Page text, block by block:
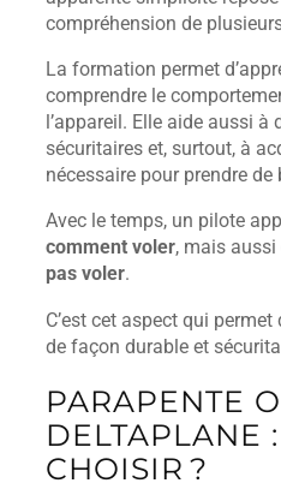
compréhension de
La formation permet
comprendre le
l’appareil. Elle aide aussi à
sécuritaires et, surtout, à
nécessaire pour prendre
Avec le temps, un pilote
comment voler, mais aussi
pas voler.
C’est cet aspect qui
de façon durable et
PARAPENTE
DELTAPLANE
CHOISIR ?